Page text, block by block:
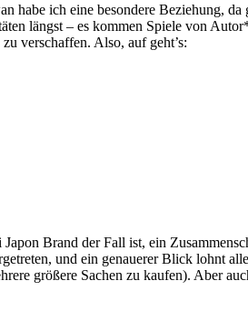
habe ich eine besondere Beziehung,
längst – es kommen Spiele von
verschaffen. Also, auf geht’s:
Brand der Fall ist, ein
und ein genauerer Blick lohnt
größere Sachen zu kaufen). Aber